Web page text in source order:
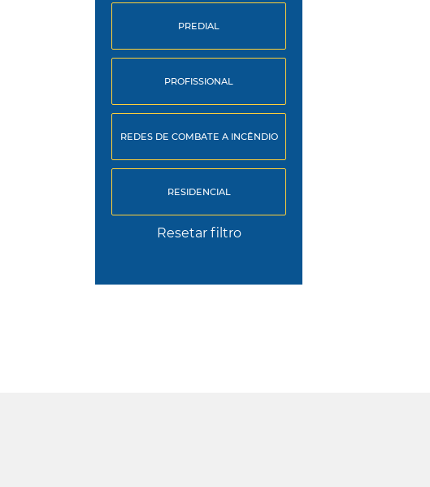
PREDIAL
PROFISSIONAL
REDES DE COMBATE A INCÊNDIO
RESIDENCIAL
Resetar filtro